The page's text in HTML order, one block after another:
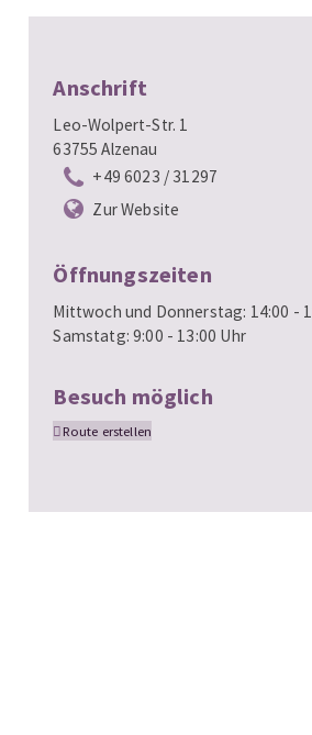
Anschrift
Leo-Wolpert-Str. 1
63755 Alzenau
+49 6023 / 31297
Zur Website
Öffnungszeiten
Mittwoch und Donnerstag: 14:00 -
Samstatg: 9:00 - 13:00 Uhr
Besuch möglich
Route erstellen